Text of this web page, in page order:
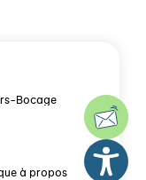
Bocage
à propos